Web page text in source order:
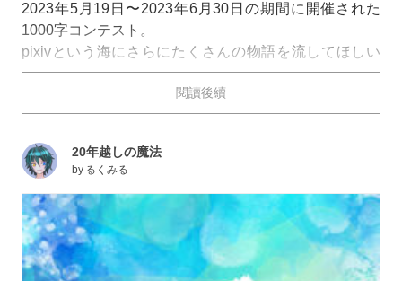
2023年5月19日〜2023年6月30日の期間に開催された
1000字コンテスト。
pixivという海にさらにたくさんの物語を流してほしい
という思いから、「ボトルメール」をテーマにした
1000字以内の小説を募集しました。
作品をピックアップしてご紹介します。
亡くなった友人からの特別なメッセージから、息子が偶
然見つけた父親への想いまで、切なくも心に残る特別な
絆の物語をお楽しみください！
閱讀後續
20年越しの魔法
by るくみる